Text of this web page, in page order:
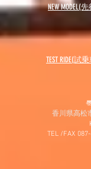
NEW MODEL(先
​TEST RIDE(試
香川県高松
TEL /FAX